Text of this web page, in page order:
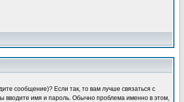
сообщение)? Если так, то вам лучше связаться с
вводите имя и пароль. Обычно проблема именно в этом,